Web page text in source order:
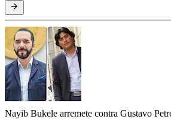
Nayib Bukele arremete contra Gustavo